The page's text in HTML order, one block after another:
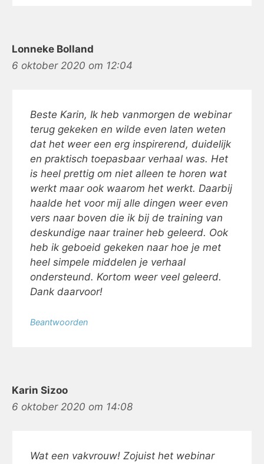
Lonneke Bolland
6 oktober 2020 om 12:04
Beste Karin, Ik heb vanmorgen de webinar
terug gekeken en wilde even laten weten
dat het weer een erg inspirerend, duidelijk
en praktisch toepasbaar verhaal was. Het
is heel prettig om niet alleen te horen wat
werkt maar ook waarom het werkt. Daarbij
haalde het voor mij alle dingen weer even
vers naar boven die ik bij de training van
deskundige naar trainer heb geleerd. Ook
heb ik geboeid gekeken naar hoe je met
heel simpele middelen je verhaal
ondersteund. Kortom weer veel geleerd.
Dank daarvoor!
Beantwoorden
Karin Sizoo
6 oktober 2020 om 14:08
Wat een vakvrouw! Zojuist het webinar